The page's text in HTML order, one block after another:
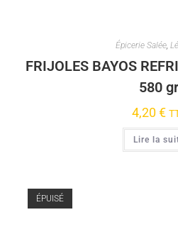
Épicerie Salée,
FRIJOLES BAYOS
580 gr
4,20€
Lire la
ÉPUISÉ